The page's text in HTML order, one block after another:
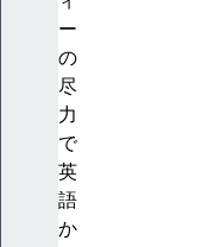
ー
の
尽
力
で
英
語
か